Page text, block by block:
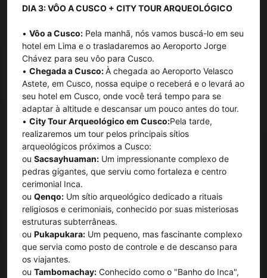
DIA 3: VÔO A CUSCO + CITY TOUR ARQUEOLÓGICO
• Vôo a Cusco: Pela manhã, nós vamos buscá-lo em seu
hotel em Lima e o trasladaremos ao Aeroporto Jorge
Chávez para seu vôo para Cusco.
• Chegada a Cusco:À chegada ao Aeroporto Velasco
Astete, em Cusco, nossa equipe o receberá e o levará ao
seu hotel em Cusco, onde você terá tempo para se
adaptar à altitude e descansar um pouco antes do tour.
• City Tour Arqueológico em Cusco:Pela tarde,
realizaremos um tour pelos principais sítios
arqueológicos próximos a Cusco:
ou Sacsayhuaman: Um impressionante complexo de
pedras gigantes, que serviu como fortaleza e centro
cerimonial Inca.
ou Qenqo: Um sítio arqueológico dedicado a rituais
religiosos e cerimoniais, conhecido por suas misteriosas
estruturas subterrâneas.
ou Pukapukara: Um pequeno, mas fascinante complexo
que servia como posto de controle e de descanso para
os viajantes.
ou Tambomachay: Conhecido como o "Banho do Inca",